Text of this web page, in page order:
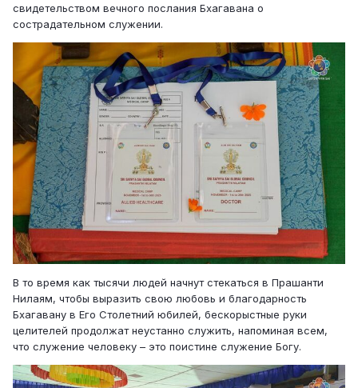
свидетельством вечного послания Бхагавана о
сострадательном служении.
В то время как тысячи людей начнут стекаться в Прашанти
Нилаям, чтобы выразить свою любовь и благодарность
Бхагавану в Его Столетний юбилей, бескорыстные руки
целителей продолжат неустанно служить, напоминая всем,
что служение человеку – это поистине служение Богу.